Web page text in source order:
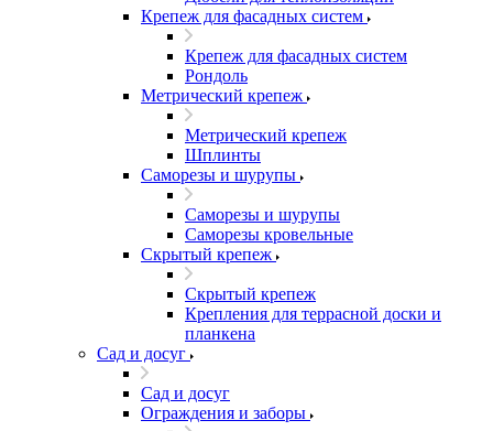
Крепеж для фасадных систем
Крепеж для фасадных систем
Рондоль
Метрический крепеж
Метрический крепеж
Шплинты
Саморезы и шурупы
Саморезы и шурупы
Саморезы кровельные
Скрытый крепеж
Скрытый крепеж
Крепления для террасной доски и
планкена
Сад и досуг
Сад и досуг
Ограждения и заборы